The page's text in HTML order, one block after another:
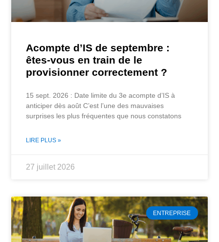
Acompte d’IS de septembre :
êtes-vous en train de le
provisionner correctement ?
15 sept. 2026 : Date limite du 3e acompte d’IS à
anticiper dès août C’est l’une des mauvaises
surprises les plus fréquentes que nous constatons
LIRE PLUS »
27 juillet 2026
ENTREPRISE